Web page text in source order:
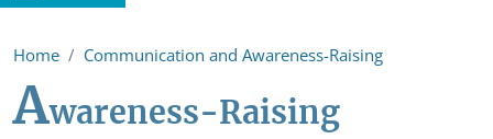
Home Communication and Awareness-Raising
Awareness-Raising